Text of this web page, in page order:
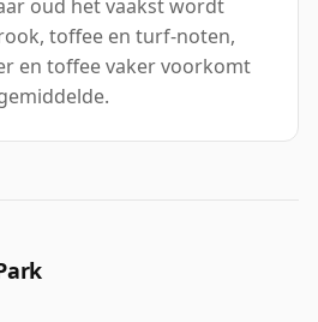
oud het vaakst wordt
toffee en turf-noten,
en toffee vaker voorkomt